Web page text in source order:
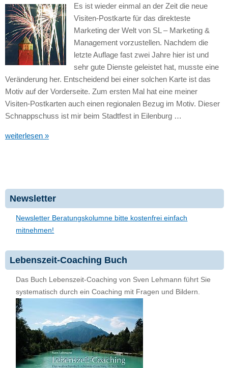
Es ist wieder einmal an der Zeit die neue
Visiten-Postkarte für das direkteste
Marketing der Welt von SL – Marketing &
Management vorzustellen. Nachdem die
letzte Auflage fast zwei Jahre hier ist und
sehr gute Dienste geleistet hat, musste eine
Veränderung her. Entscheidend bei einer solchen Karte ist das
Motiv auf der Vorderseite. Zum ersten Mal hat eine meiner
Visiten-Postkarten auch einen regionalen Bezug im Motiv. Dieser
Schnappschuss ist mir beim Stadtfest in Eilenburg …
weiterlesen »
Newsletter
Newsletter Beratungskolumne bitte kostenfrei einfach
mitnehmen!
Lebenszeit-Coaching Buch
Das Buch Lebenszeit-Coaching von Sven Lehmann führt Sie
systematisch durch ein Coaching mit Fragen und Bildern.